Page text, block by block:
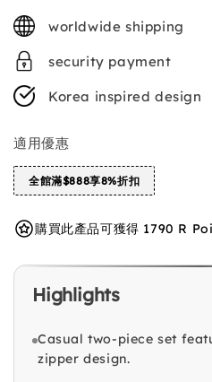
price
worldwide shipping
security payment
Korea inspired design
適用優惠
全館滿$888享8%折扣
購買此產品可獲得 1790 R
Highlights
Casual two-piece set
zipper design.